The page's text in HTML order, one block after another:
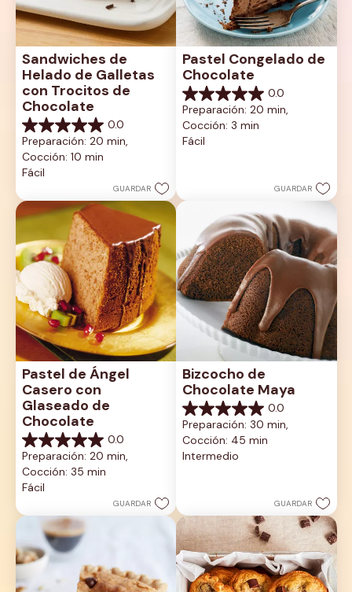
Sandwiches de
Helado de Galletas
con Trocitos de
Chocolate
0.0
0.0
de
5
estrellas.
Preparación: 20 min,
Cocción: 10 min
Fácil
GUARDAR
Pastel Congelado de
Chocolate
0.0
0.0
de
5
estrellas.
Preparación: 20 min,
Cocción: 3 min
Fácil
GUARDAR
Pastel de Ángel
Casero con
Glaseado de
Chocolate
0.0
0.0
de
5
estrellas.
Preparación: 20 min,
Cocción: 35 min
Fácil
GUARDAR
Bizcocho de
Chocolate Maya
0.0
0.0
de
5
estrellas.
Preparación: 30 min,
Cocción: 45 min
Intermedio
GUARDAR